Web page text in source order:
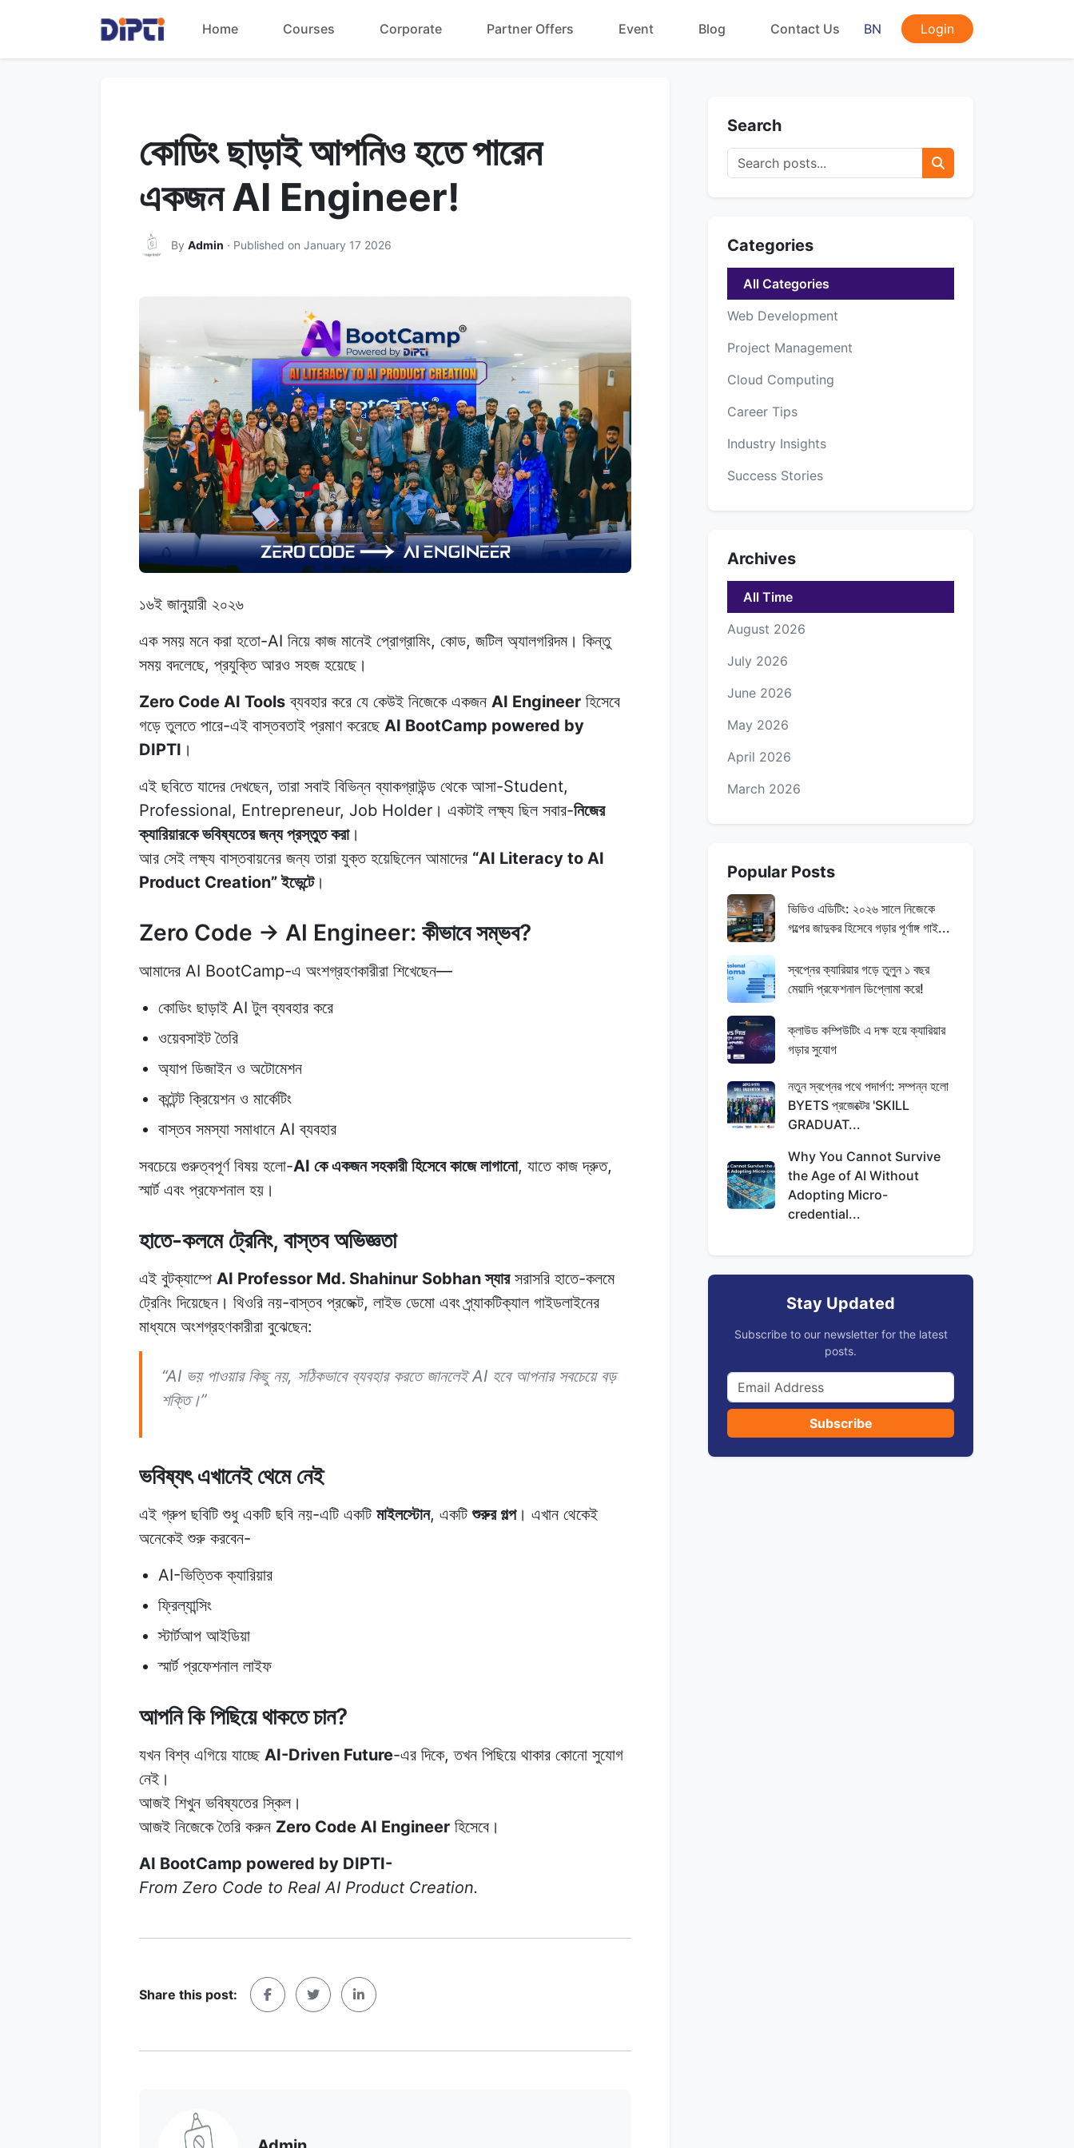
Home Courses Corporate Partner Offers Event Blog Contact Us BN Login
কোডিং ছাড়াই আপনিও হতে পারেন
একজন AI Engineer!
By Admin · Published on January 17 2026
১৬ই জানুয়ারী ২০২৬
এক সময় মনে করা হতো-AI নিয়ে কাজ মানেই প্রোগ্রামিং, কোড, জটিল অ্যালগরিদম। কিন্তু
সময় বদলেছে, প্রযুক্তি আরও সহজ হয়েছে।
Zero Code AI Tools ব্যবহার করে যে কেউই নিজেকে একজন AI Engineer হিসেবে
গড়ে তুলতে পারে-এই বাস্তবতাই প্রমাণ করেছে AI BootCamp powered by
DIPTI ।
এই ছবিতে যাদের দেখছেন, তারা সবাই বিভিন্ন ব্যাকগ্রাউন্ড থেকে আসা-Student,
Professional, Entrepreneur, Job Holder। একটাই লক্ষ্য ছিল সবার-নিজের
ক্যারিয়ারকে ভবিষ্যতের জন্য প্রস্তুত করা।
আর সেই লক্ষ্য বাস্তবায়নের জন্য তারা যুক্ত হয়েছিলেন আমাদের “AI Literacy to AI
Product Creation” ইভেন্টে।
Zero Code → AI Engineer: কীভাবে সম্ভব?
আমাদের AI BootCamp-এ অংশগ্রহণকারীরা শিখেছেন—
কোডিং ছাড়াই AI টুল ব্যবহার করে
ওয়েবসাইট তৈরি
অ্যাপ ডিজাইন ও অটোমেশন
কন্টেন্ট ক্রিয়েশন ও মার্কেটিং
বাস্তব সমস্যা সমাধানে AI ব্যবহার
সবচেয়ে গুরুত্বপূর্ণ বিষয় হলো-AI কে একজন সহকারী হিসেবে কাজে লাগানো, যাতে কাজ দ্রুত,
স্মার্ট এবং প্রফেশনাল হয়।
হাতে-কলমে ট্রেনিং, বাস্তব অভিজ্ঞতা
এই বুটক্যাম্পে AI Professor Md. Shahinur Sobhan স্যারসরাসরি হাতে-কলমে
ট্রেনিং দিয়েছেন। থিওরি নয়-বাস্তব প্রজেক্ট, লাইভ ডেমো এবং প্র্যাকটিক্যাল গাইডলাইনের
মাধ্যমে অংশগ্রহণকারীরা বুঝেছেন:
“AI ভয় পাওয়ার কিছু নয়, সঠিকভাবে ব্যবহার করতে জানলেই AI হবে আপনার সবচেয়ে বড়
শক্তি।”
ভবিষ্যৎ এখানেই থেমে নেই
এই গ্রুপ ছবিটি শুধু একটি ছবি নয়-এটি একটি মাইলস্টোন, একটিশুরুর গল্প। এখান থেকেই
অনেকেই শুরু করবেন-
AI-ভিত্তিক ক্যারিয়ার
ফ্রিল্যান্সিং
স্টার্টআপ আইডিয়া
স্মার্ট প্রফেশনাল লাইফ
আপনি কি পিছিয়ে থাকতে চান?
যখন বিশ্ব এগিয়ে যাচ্ছে AI-Driven Future-এর দিকে, তখন পিছিয়ে থাকার কোনো সুযোগ
নেই।
আজই শিখুন ভবিষ্যতের স্কিল।
আজই নিজেকে তৈরি করুন Zero Code AI Engineer হিসেবে।
AI BootCamp powered by DIPTI-
From Zero Code to Real AI Product Creation.
Share this post:
Search
Categories
All Categories
Web Development
Project Management
Cloud Computing
Career Tips
Industry Insights
Success Stories
Archives
All Time
August 2026
July 2026
June 2026
May 2026
April 2026
March 2026
Popular Posts
ভিডিও এডিটিং: ২০২৬ সালে নিজেকে
গল্পের জাদুকর হিসেবে গড়ার পূর্ণাঙ্গ গাই...
স্বপ্নের ক্যারিয়ার গড়ে তুলুন ১ বছর
মেয়াদি প্রফেশনাল ডিপ্লোমা করে!
ক্লাউড কম্পিউটিং এ দক্ষ হয়ে ক্যারিয়ার
গড়ার সুযোগ
নতুন স্বপ্নের পথে পদার্পণ: সম্পন্ন হলো
BYETS প্রজেক্টের 'SKILL
GRADUAT...
Why You Cannot Survive
the Age of AI Without
Adopting Micro-
credential...
Stay Updated
Subscribe to our newsletter for the latest
posts.
Subscribe